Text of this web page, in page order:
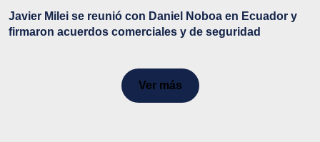
Javier Milei se reunió con Daniel Noboa en Ecuador y
firmaron acuerdos comerciales y de seguridad
Ver más